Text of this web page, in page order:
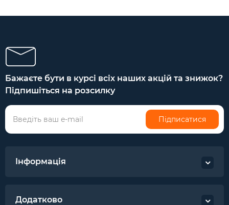
Бажаєте бути в курсі всіх наших акцій та знижок?
Підпишіться на розсилку
Підписатися
Інформація
Додатково